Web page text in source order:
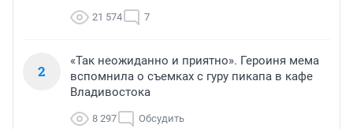
21 574 7
2
«Так неожиданно и приятно». Героиня мема
вспомнила о съемках с гуру пикапа в кафе
Владивостока
8 297 Обсудить